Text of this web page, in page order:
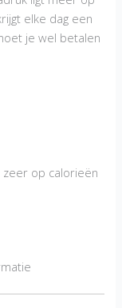
elke dag een
je wel betalen
op calorieën